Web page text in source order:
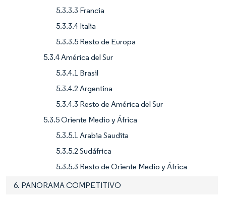
5.3.3.3 Francia
5.3.3.4 Italia
5.3.3.5 Resto de Europa
5.3.4 América del Sur
5.3.4.1 Brasil
5.3.4.2 Argentina
5.3.4.3 Resto de América del Sur
5.3.5 Oriente Medio y África
5.3.5.1 Arabia Saudita
5.3.5.2 Sudáfrica
5.3.5.3 Resto de Oriente Medio y África
6. PANORAMA COMPETITIVO